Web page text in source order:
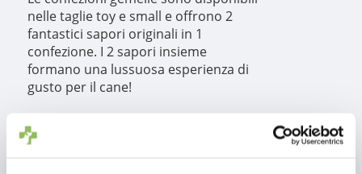
nelle taglie toy e small e offrono 2
fantastici sapori originali in 1
confezione. I 2 sapori insieme
formano una lussuosa esperienza di
gusto per il cane!
Informazioni sul